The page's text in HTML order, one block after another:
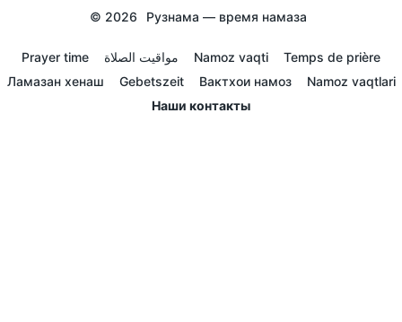
© 2026 Рузнама — время намаза
Prayer time مواقيت الصلاة Namoz vaqti
Temps de prière
Ламазан хенаш
Gebetszeit Вактхои намоз
Namoz vaqtlari
Наши контакты